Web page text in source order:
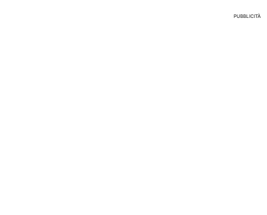
PUBBLICITÀ